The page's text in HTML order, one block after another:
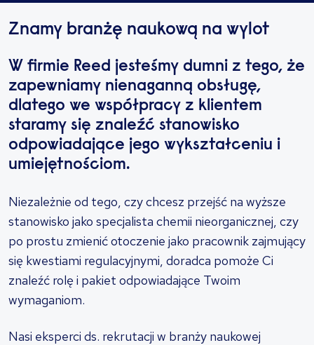
Znamy branżę naukową na wylot
W firmie Reed jesteśmy dumni z tego, że
zapewniamy nienaganną obsługę,
dlatego we współpracy z klientem
staramy się znaleźć stanowisko
odpowiadające jego wykształceniu i
umiejętnościom.
Niezależnie od tego, czy chcesz przejść na wyższe
stanowisko jako specjalista chemii nieorganicznej, czy
po prostu zmienić otoczenie jako pracownik zajmujący
się kwestiami regulacyjnymi, doradca pomoże Ci
znaleźć rolę i pakiet odpowiadające Twoim
wymaganiom.
Nasi eksperci ds. rekrutacji w branży naukowej